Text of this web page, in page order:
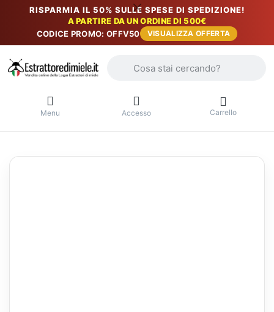
RISPARMIA IL 50% SULLE SPESE DI SPEDIZIONE!
A PARTIRE DA UN ORDINE DI 500€
CODICE PROMO: OFFV50
VISUALIZZA OFFERTA
Menu Accesso Carrello